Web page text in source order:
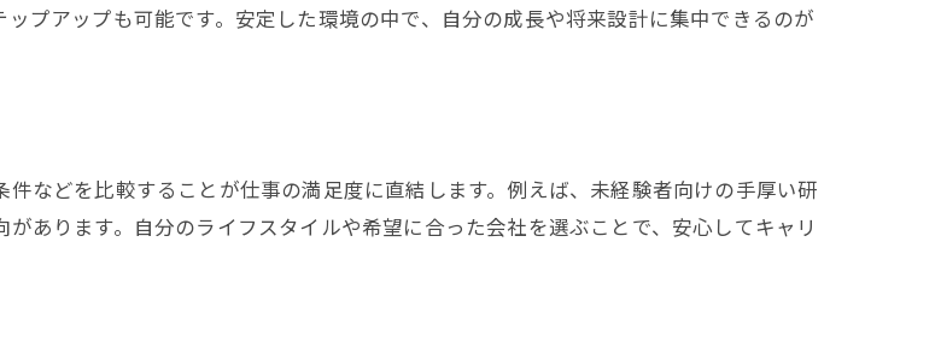
の働き方を選ぶ際のポイントまとめ
備業に挑戦するためのポイント
も警備業務に就ける理由と対策
プアップも可能です。安定した環境の中で、自分の成長や将来設計に集中できるのが
などを比較することが仕事の満足度に直結します。例えば、未経験者向けの手厚い研
あります。自分のライフスタイルや希望に合った会社を選ぶことで、安心してキャリ